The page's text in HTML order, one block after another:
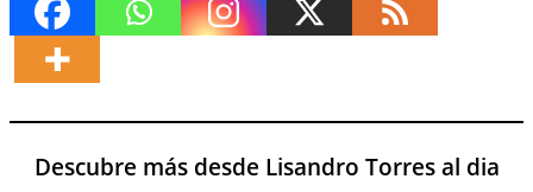
Descubre más desde Lisandro Torres al dia